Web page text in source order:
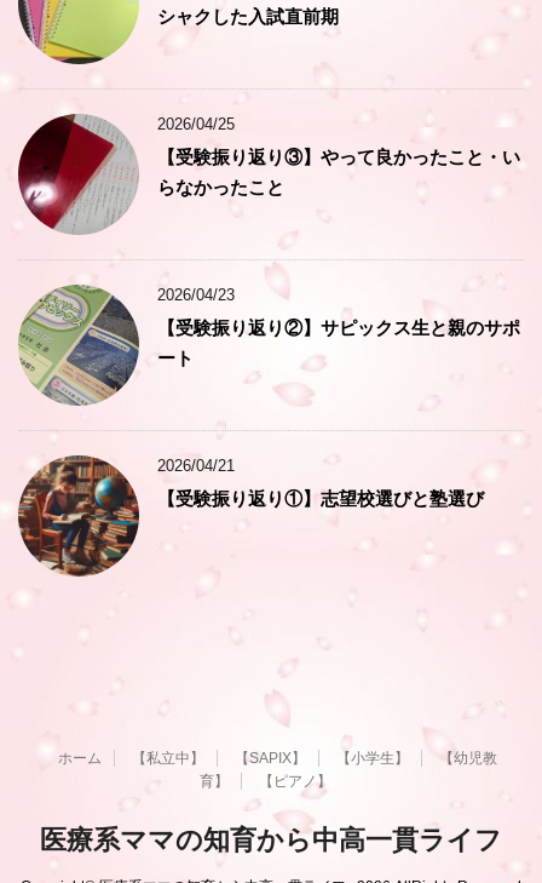
シャクした入試直前期
2026/04/25
【受験振り返り③】やって良かったこと・い
らなかったこと
2026/04/23
【受験振り返り②】サピックス生と親のサポ
ート
2026/04/21
【受験振り返り①】志望校選びと塾選び
ホーム 【私立中】 【SAPIX】 【小学生】
【幼児教
育】
【ピアノ】
医療系ママの知育から中高一貫ライフ